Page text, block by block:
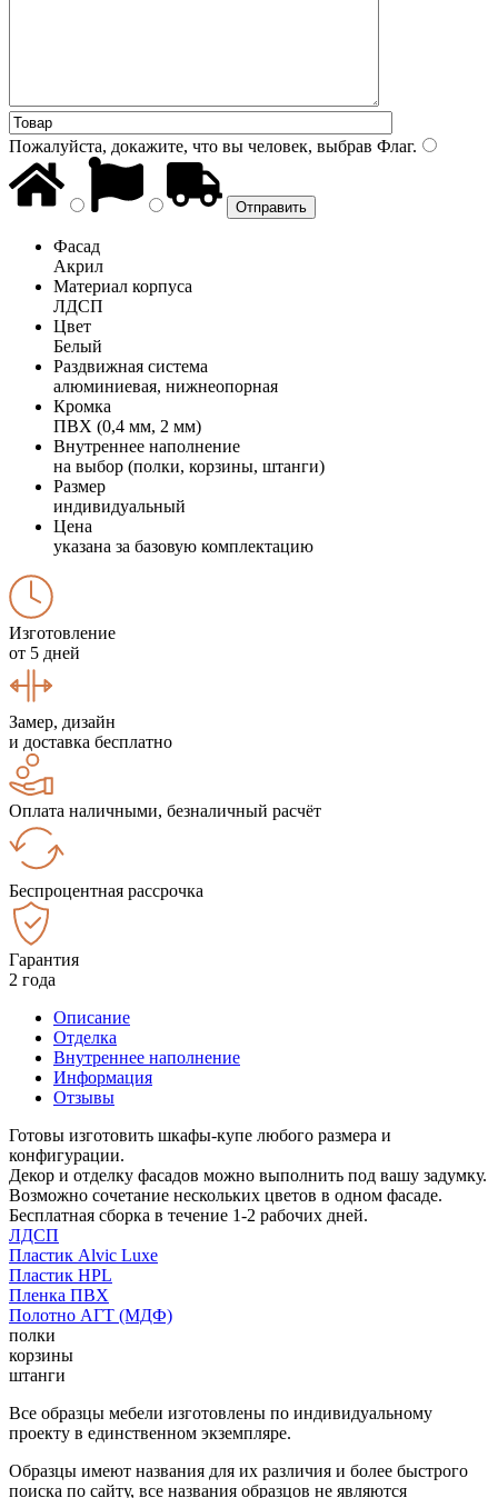
Пожалуйста, докажите, что вы человек, выбрав Флаг.
Фасад
Акрил
Материал корпуса
ЛДСП
Цвет
Белый
Раздвижная система
алюминиевая, нижнеопорная
Кромка
ПВХ (0,4 мм, 2 мм)
Внутреннее наполнение
на выбор (полки, корзины, штанги)
Размер
индивидуальный
Цена
указана за базовую комплектацию
Изготовление
от 5 дней
Замер, дизайн
и доставка бесплатно
Оплата наличными, безналичный расчёт
Беспроцентная рассрочка
Гарантия
2 года
Описание
Отделка
Внутреннее наполнение
Информация
Отзывы
Готовы изготовить шкафы-купе любого размера и
конфигурации.
Декор и отделку фасадов можно выполнить под вашу задумку.
Возможно сочетание нескольких цветов в одном фасаде.
Бесплатная сборка в течение 1-2 рабочих дней.
ЛДСП
Пластик Alvic Luxe
Пластик HPL
Пленка ПВХ
Полотно АГТ (МДФ)
полки
корзины
штанги
Все образцы мебели изготовлены по индивидуальному
проекту в единственном экземпляре.
Образцы имеют названия для их различия и более быстрого
поиска по сайту, все названия образцов не являются